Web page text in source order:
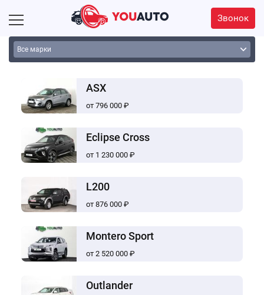
Звонок
ASX
от 796 000 ₽
Eclipse Cross
от 1 230 000 ₽
L200
от 876 000 ₽
Montero Sport
от 2 520 000 ₽
Outlander